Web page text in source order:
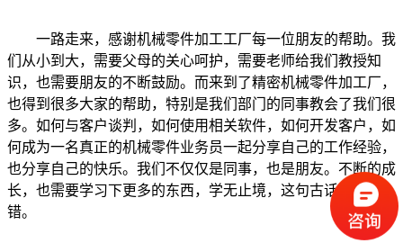
一路走来，感谢机械零件加工工厂每一位朋友的帮助。我
们从小到大，需要父母的关心呵护，需要老师给我们教授知
识，也需要朋友的不断鼓励。而来到了精密机械零件加工厂，
也得到很多大家的帮助，特别是我们部门的同事教会了我们很
多。如何与客户谈判，如何使用相关软件，如何开发客户，如
何成为一名真正的机械零件业务员一起分享自己的工作经验，
也分享自己的快乐。我们不仅仅是同事，也是朋友。不断的成
长，也需要学习下更多的东西，学无止境，这句古话说的没
错。